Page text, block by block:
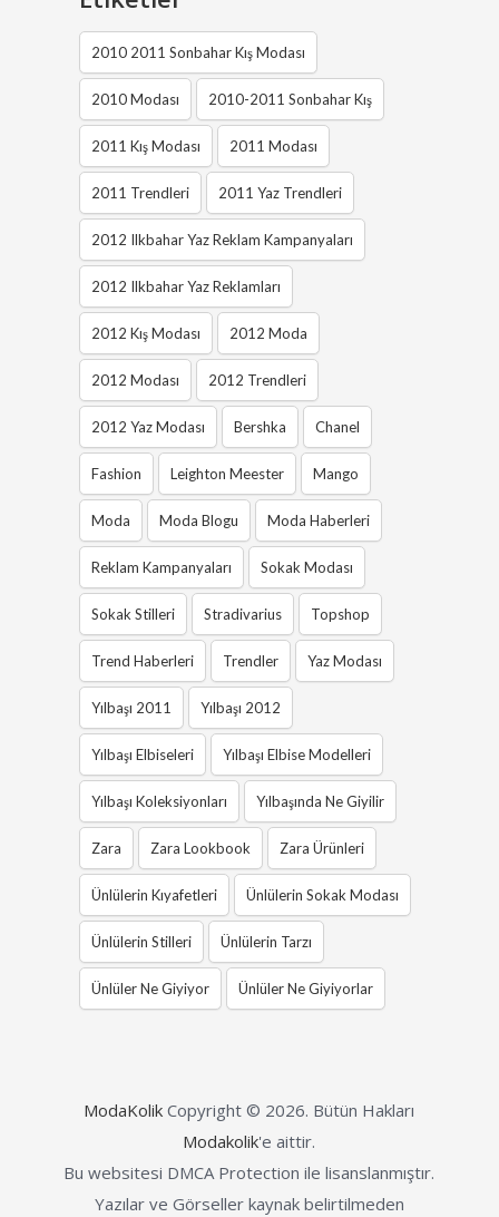
2010 2011 Sonbahar Kış Modası
2010 Modası 2010-2011 Sonbahar Kış
2011 Kış Modası 2011 Modası
2011 Trendleri 2011 Yaz Trendleri
2012 Ilkbahar Yaz Reklam Kampanyaları
2012 Ilkbahar Yaz Reklamları
2012 Kış Modası 2012 Moda
2012 Modası 2012 Trendleri
2012 Yaz Modası Bershka Chanel
Fashion Leighton Meester Mango
Moda Moda Blogu Moda Haberleri
Reklam Kampanyaları Sokak Modası
Sokak Stilleri Stradivarius Topshop
Trend Haberleri Trendler Yaz Modası
Yılbaşı 2011 Yılbaşı 2012
Yılbaşı Elbiseleri Yılbaşı Elbise Modelleri
Yılbaşı Koleksiyonları Yılbaşında Ne Giyilir
Zara Zara Lookbook Zara Ürünleri
Ünlülerin Kıyafetleri Ünlülerin Sokak Modası
Ünlülerin Stilleri Ünlülerin Tarzı
Ünlüler Ne Giyiyor Ünlüler Ne Giyiyorlar
ModaKolik Copyright © 2026. Bütün Hakları
Modakolik'e aittir.
Bu websitesi DMCA Protection ile lisanslanmıştır.
Yazılar ve Görseller kaynak belirtilmeden